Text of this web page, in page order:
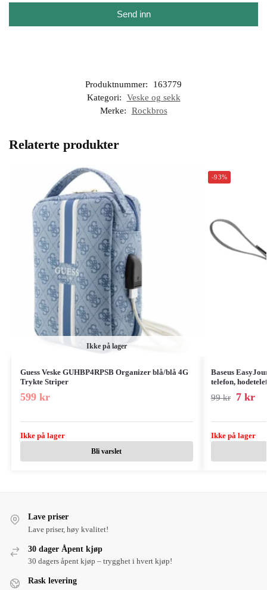
Send inn
Produktnummer:
163779
Kategori:
Veske og sekk
Merke:
Rockbros
Relaterte produkter
Ikke på lager
Guess Veske GUHBP4RPSB Organizer blå/blå 4G
Trykte Striper
599 kr
Ikke på lager
Bli varslet
-93%
Baseus
telefon,
99kr 7 kr
Ikke på lager
Lave priser
Lave priser, høy kvalitet!
30 dager Åpent kjøp
30 dagers åpent kjøp – trygghet i hvert kjøp!
Rask levering